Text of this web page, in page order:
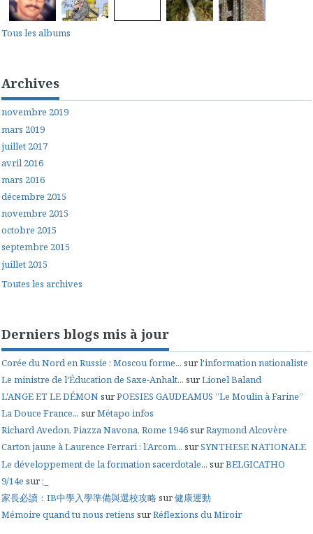
Tous les albums
Archives
novembre 2019
mars 2019
juillet 2017
avril 2016
mars 2016
décembre 2015
novembre 2015
octobre 2015
septembre 2015
juillet 2015
Toutes les archives
Derniers blogs mis à jour
Corée du Nord en Russie : Moscou forme... surl'information nationaliste
Le ministre de l'Éducation de Saxe-Anhalt... surLionel Baland
L'ANGE ET LE DÉMONsurPOESIES GAUDEAMUS ”Le Moulin à Farine”
La Douce France... surMétapo infos
Richard Avedon, Piazza Navona, Rome 1946surRaymond Alcovère
Carton jaune à Laurence Ferrari : l’Arcom... surSYNTHESE NATIONALE
Le développement de la formation sacerdotale... surBELGICATHO
9/14e sur;_
家長必讀：IB中學入學準備與選校攻略 sur健康運動
Mémoire quand tu nous retiens surRéflexions du Miroir